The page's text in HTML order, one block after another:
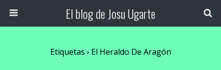
El blog de Josu Ugarte
Etiquetas › El Heraldo De Aragón